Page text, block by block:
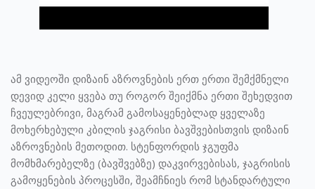
ამ ვიდეოში დიზაინ აზროვნების ერთ ერთი შემქმნელი
დევიდ კელი ყვება თუ როგორ შეიქმნა ერთი შეხედვით
ჩვეულებრივი, მაგრამ გამოსაყენებლად ყველაზე
მოხერხებული კბილის ჯაგრისი ბავშვებისთვის დიზაინ
აზროვნების მეთოდით. სტენფორდის ჯგუფმა
მომხმარებელზე (ბავშვებზე) დაკვირვებისას, ჯაგრისის
გამოყენების პროცესში, შეამჩნიეს რომ სტანდარტული